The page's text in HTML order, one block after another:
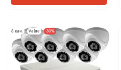
8 кан. Value -30%